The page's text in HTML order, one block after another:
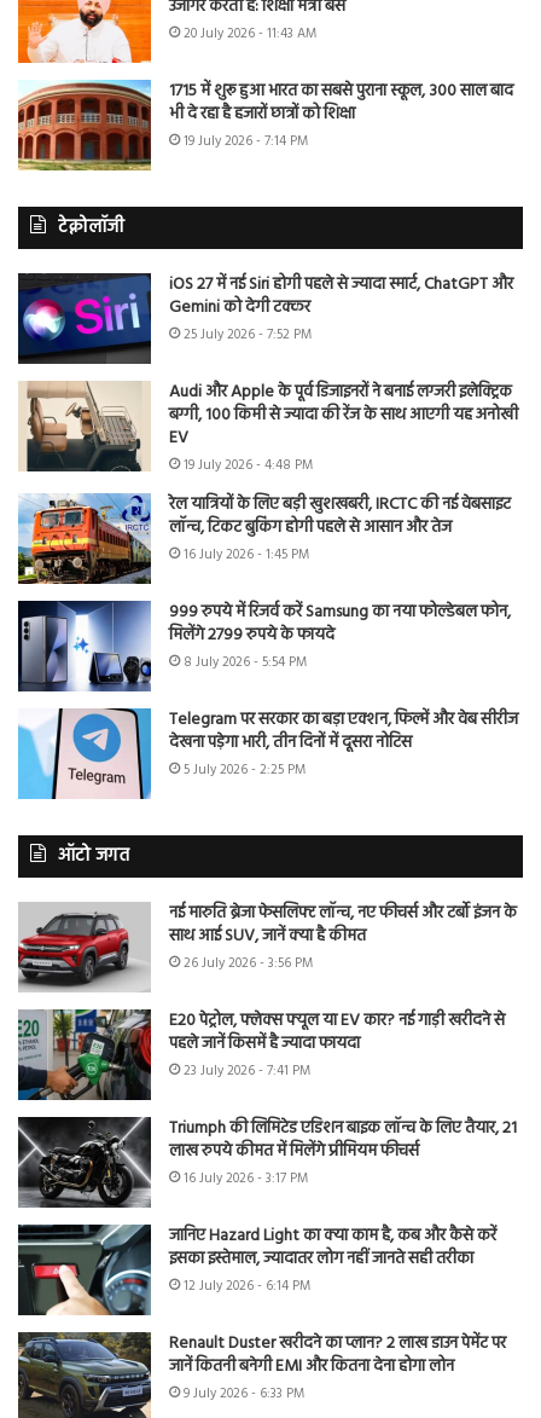
उजागर करती है: शिक्षा मंत्री बैंस
20 July 2026 - 11:43 AM
1715 में शुरू हुआ भारत का सबसे पुराना स्कूल, 300 साल बाद
भी दे रहा है हजारों छात्रों को शिक्षा
19 July 2026 - 7:14 PM
टेक्नोलॉजी
iOS 27 में नई Siri होगी पहले से ज्यादा स्मार्ट, ChatGPT और
Gemini को देगी टक्कर
25 July 2026 - 7:52 PM
Audi और Apple के पूर्व डिजाइनरों ने बनाई लग्जरी इलेक्ट्रिक
बग्गी, 100 किमी से ज्यादा की रेंज के साथ आएगी यह अनोखी
EV
19 July 2026 - 4:48 PM
रेल यात्रियों के लिए बड़ी खुशखबरी, IRCTC की नई वेबसाइट
लॉन्च, टिकट बुकिंग होगी पहले से आसान और तेज
16 July 2026 - 1:45 PM
999 रुपये में रिजर्व करें Samsung का नया फोल्डेबल फोन,
मिलेंगे 2799 रुपये के फायदे
8 July 2026 - 5:54 PM
Telegram पर सरकार का बड़ा एक्शन, फिल्में और वेब सीरीज
देखना पड़ेगा भारी, तीन दिनों में दूसरा नोटिस
5 July 2026 - 2:25 PM
ऑटो जगत
नई मारुति ब्रेजा फेसलिफ्ट लॉन्च, नए फीचर्स और टर्बो इंजन के
साथ आई SUV, जानें क्या है कीमत
26 July 2026 - 3:56 PM
E20 पेट्रोल, फ्लेक्स फ्यूल या EV कार? नई गाड़ी खरीदने से
पहले जानें किसमें है ज्यादा फायदा
23 July 2026 - 7:41 PM
Triumph की लिमिटेड एडिशन बाइक लॉन्च के लिए तैयार, 21
लाख रुपये कीमत में मिलेंगे प्रीमियम फीचर्स
16 July 2026 - 3:17 PM
जानिए Hazard Light का क्या काम है, कब और कैसे करें
इसका इस्तेमाल, ज्यादातर लोग नहीं जानते सही तरीका
12 July 2026 - 6:14 PM
Renault Duster खरीदने का प्लान? 2 लाख डाउन पेमेंट पर
जानें कितनी बनेगी EMI और कितना देना होगा लोन
9 July 2026 - 6:33 PM